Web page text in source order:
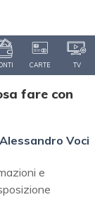
CARTE TV
fare con
Alessandro Voci
e